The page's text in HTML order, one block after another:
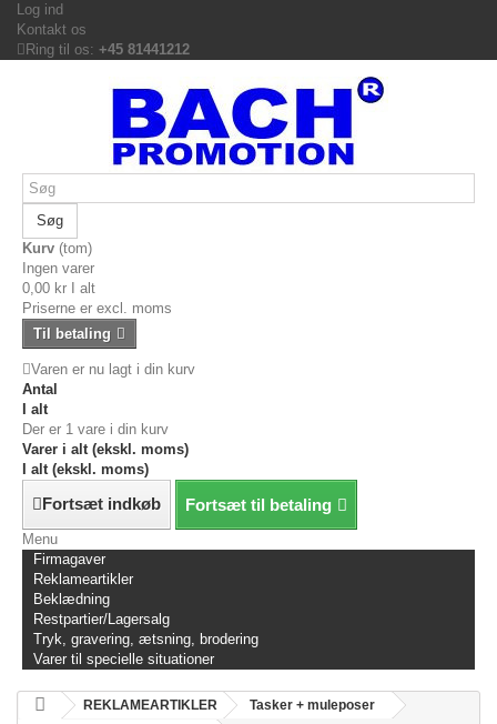
Log ind
Kontakt os
Ring til os: +45 81441212
Søg
Kurv (tom)
Ingen varer
0,00 kr
I alt
Priserne er excl. moms
Til betaling
Varen er nu lagt i din kurv
Antal
I alt
Der er 1 vare i din kurv
Varer i alt (ekskl. moms)
I alt (ekskl. moms)
Fortsæt indkøb Fortsæt til betaling
Menu
Firmagaver
Reklameartikler
Beklædning
Restpartier/Lagersalg
Tryk, gravering, ætsning, brodering
Varer til specielle situationer
REKLAMEARTIKLER
Tasker + muleposer